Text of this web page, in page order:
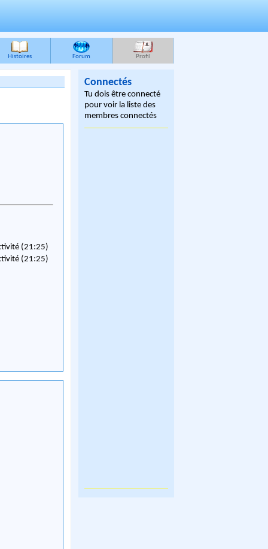
Histoires Forum Profil
(21:25)
(21:25)
Connectés
Tu dois être connecté
pour voir la liste des
membres connectés